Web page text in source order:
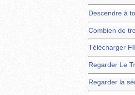
Descendre à
Combien de
Télécharger
Regarder Le
Regarder la